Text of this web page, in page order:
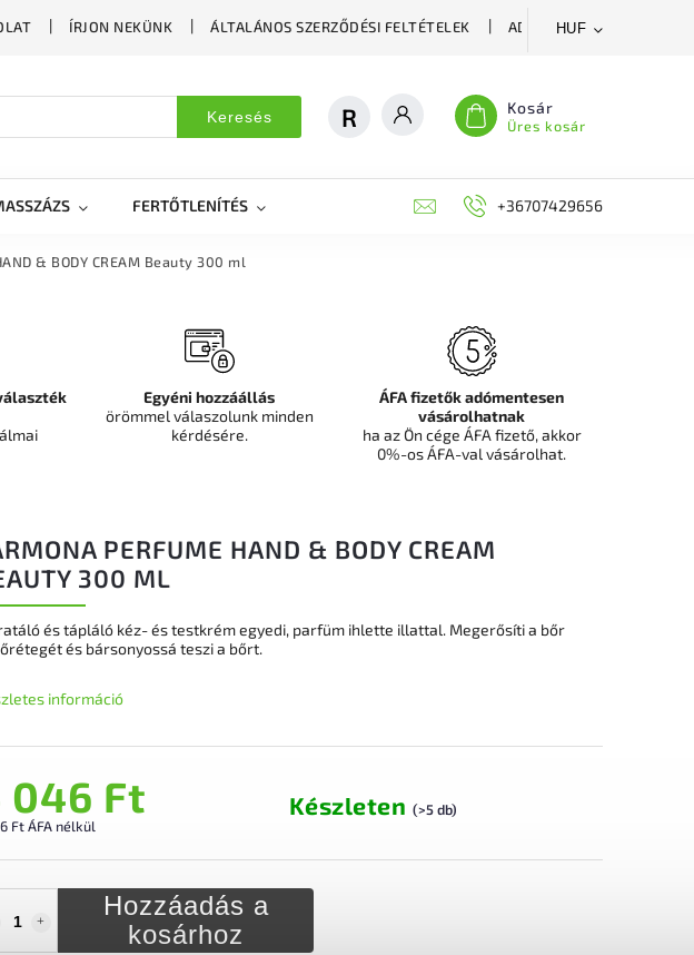
ÍRJON NEKÜNK ÁLTALÁNOS SZERZŐDÉSI FELTÉTELEK ADATVÉDELMI
HUF
Keresés Kosár
Üres kosár
FERTŐTLENÍTÉS DEKORÁCIÓS FALPANEL, MŰNÖVÉNY FAL
+36707429656
& BODY CREAM Beauty 300 ml
PERFUME HAND & BODY CREAM
300 ML
046 Ft
Ft ÁFA nélkül
Készleten (>5 db)
Hozzáadás a
kosárhoz
és tápláló kéz- és testkrém egyedi, parfüm ihlette illattal. Megerősíti a bőr
és bársonyossá teszi a bőrt.
információ
Egyéni hozzáállás
örömmel válaszolunk minden
kérdésére.
ÁFA fizetők adómentesen
vásárolhatnak
ha az Ön cége ÁFA fizető, akkor
0%-os ÁFA-val vásárolhat.